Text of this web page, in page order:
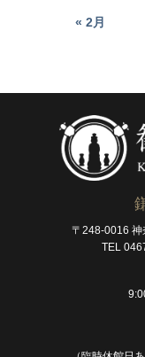
« 2月
〒248-0016 神
TEL